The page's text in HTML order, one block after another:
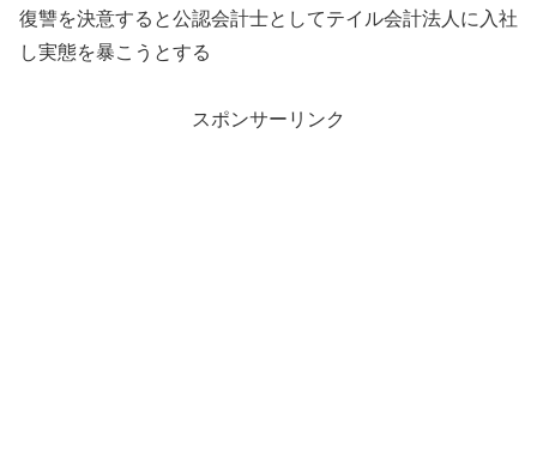
復讐を決意すると公認会計士としてテイル会計法人に入社
し実態を暴こうとする
スポンサーリンク